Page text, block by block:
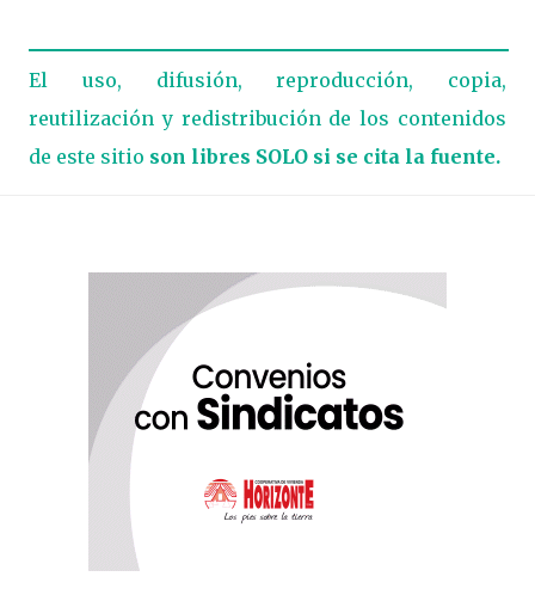
El uso, difusión, reproducción, copia,
reutilización y redistribución de los contenidos
de este sitio son libres SOLO si se cita la fuente.